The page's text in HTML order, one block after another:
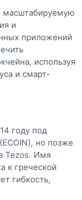
масштабируемую
и
приложений
используя
и смарт-
году под
но позже
Tezos. Имя
к греческой
гибкость,